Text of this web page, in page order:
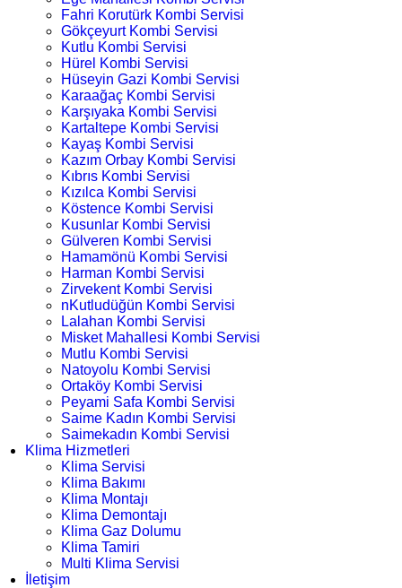
Fahri Korutürk Kombi Servisi
Gökçeyurt Kombi Servisi
Kutlu Kombi Servisi
Hürel Kombi Servisi
Hüseyin Gazi Kombi Servisi
Karaağaç Kombi Servisi
Karşıyaka Kombi Servisi
Kartaltepe Kombi Servisi
Kayaş Kombi Servisi
Kazım Orbay Kombi Servisi
Kıbrıs Kombi Servisi
Kızılca Kombi Servisi
Köstence Kombi Servisi
Kusunlar Kombi Servisi
Gülveren Kombi Servisi
Hamamönü Kombi Servisi
Harman Kombi Servisi
Zirvekent Kombi Servisi
nKutludüğün Kombi Servisi
Lalahan Kombi Servisi
Misket Mahallesi Kombi Servisi
Mutlu Kombi Servisi
Natoyolu Kombi Servisi
Ortaköy Kombi Servisi
Peyami Safa Kombi Servisi
Saime Kadın Kombi Servisi
Saimekadın Kombi Servisi
Klima Hizmetleri
Klima Servisi
Klima Bakımı
Klima Montajı
Klima Demontajı
Klima Gaz Dolumu
Klima Tamiri
Multi Klima Servisi
İletişim